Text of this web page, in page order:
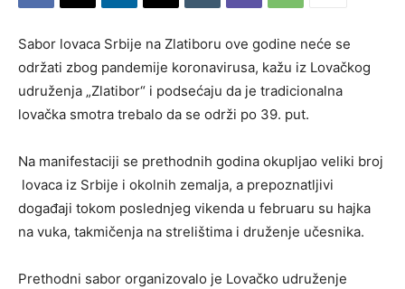
Sabor lovaca Srbije na Zlatiboru ove godine neće se
održati zbog pandemije koronavirusa, kažu iz Lovačkog
udruženja „Zlatibor“ i podsećaju da je tradicionalna
lovačka smotra trebalo da se održi po 39. put.
Na manifestaciji se prethodnih godina okupljao veliki broj
lovaca iz Srbije i okolnih zemalja, a prepoznatljivi
događaji tokom poslednjeg vikenda u februaru su hajka
na vuka, takmičenja na strelištima i druženje učesnika.
Prethodni sabor organizovalo je Lovačko udruženje